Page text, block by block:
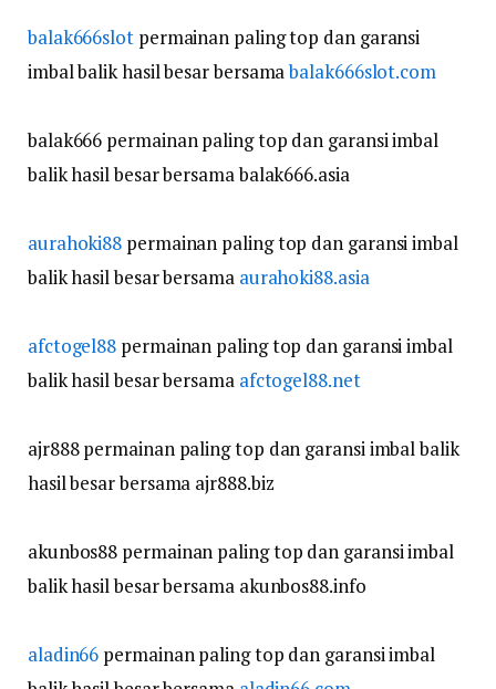
balak666slotpermainan paling top dan garansi
imbal balik hasil besar bersamabalak666slot.com
balak666 permainan paling top dan garansi imbal
balik hasil besar bersama balak666.asia
aurahoki88 permainan paling top dan garansi imbal
balik hasil besar bersama aurahoki88.asia
afctogel88 permainan paling top dan garansi imbal
balik hasil besar bersama afctogel88.net
ajr888 permainan paling top dan garansi imbal balik
hasil besar bersama ajr888.biz
akunbos88 permainan paling top dan garansi imbal
balik hasil besar bersama akunbos88.info
aladin66 permainan paling top dan garansi imbal